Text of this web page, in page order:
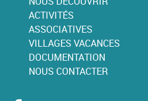
ACTIVITÉS
ASSOCIATIVES
VILLAGES VACANCES
DOCUMENTATION
NOUS CONTACTER